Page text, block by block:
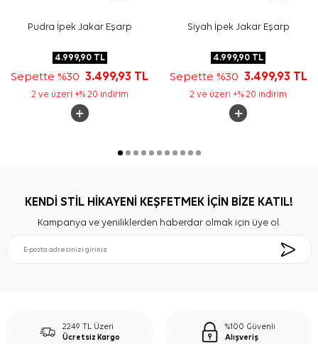
Pudra İpek Jakar Eşarp
4.999,90TL
Sepette %303.499,93 TL
2 ve üzeri +% 20 indirim
Siyah İpek Jakar Eşarp
4.999,90 TL
Sepette %30 3.499,93 TL
2 ve üzeri +% 20 indirim
KENDİ STİL HİKAYENİ KEŞFETMEK İÇİN BİZE KATIL!
Kampanya ve yeniliklerden haberdar olmak için üye ol.
2249 TL Üzeri
Ücretsiz Kargo
%100 Güvenli
Alışveriş